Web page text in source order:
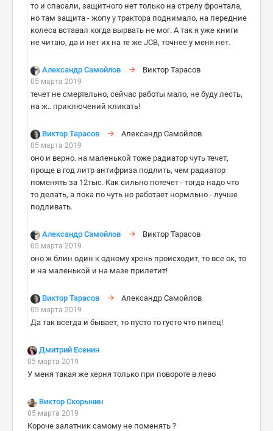
то и спасали, защитного нет только на стрелу фронтала,
но там защита - жопу у трактора поднимало, на передние
колеса вставал когда вырвать не мог. А так я уже книги
не читаю, да и нет их на те же JCB, точнее у меня нет.
Александр Самойлов Виктор Тарасов
05 марта 2019
течет не смертельно, сейчас работы мало, не буду лесть,
на ж.. приключений кликать!
Виктор Тарасов Александр Самойлов
05 марта 2019
оно и верно. на маленькой тоже радиатор чуть течет,
проще в год литр антифриза подлить, чем радиатор
поменять за 12тыс. Как сильно потечет - тогда надо что
то делать, а пока по чуть но работает нормльно - лучше
подливать.
Александр Самойлов Виктор Тарасов
05 марта 2019
оно ж блин один к одному хрень происходит, то все ок, то
и на маленькой и на мазе прилетит!
Виктор Тарасов Александр Самойлов
05 марта 2019
Да так всегда и бывает, то пусто то густо что пипец!
Дмитрий Есенин
05 марта 2019
У меня такая же херня только при повороте в лево
Виктор Скорынин
05 марта 2019
Короче залатник самому не поменять ?